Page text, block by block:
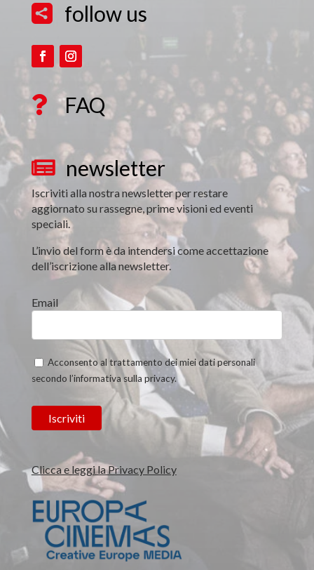
 follow us
 FAQ
 newsletter
Iscriviti alla nostra newsletter per restare
aggiornato su rassegne, prime visioni ed eventi
speciali.
L’invio del form è da intendersi come accettazione
dell’iscrizione alla newsletter.
Email
Acconsento al trattamento dei miei dati personali
secondo l’informativa sulla privacy.
Clicca e leggi la Privacy Policy